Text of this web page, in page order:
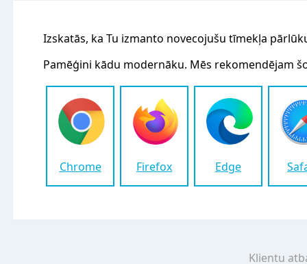
Izskatās, ka Tu izmanto novecojušu tīmekļa
Pamēģini kādu modernāku. Mēs rekomendējam
Chrome Firefox Edge
Klientu